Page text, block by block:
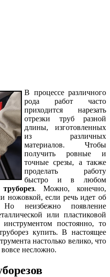
В процессе различного
рода работ часто
приходится нарезать
отрезки труб разной
длины, изготовленных
из различных
материалов. Чтобы
получить ровные и
точные срезы, а также
проделать работу
быстро и в любом
труборез. Можно, конечно,
ножовкой, если речь идет об
Но неизбежно появление
или пластиковой
постоянно, то
купить. В настоящее
настолько велико, что
вовсе несложно.